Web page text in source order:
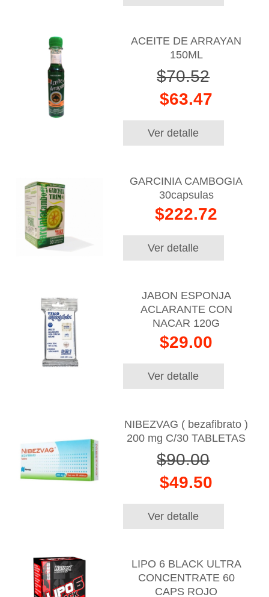
ACEITE DE ARRAYAN
150ML
$70.52
$63.47
Ver detalle
GARCINIA CAMBOGIA
30capsulas
$222.72
Ver detalle
JABON ESPONJA
ACLARANTE CON
NACAR 120G
$29.00
Ver detalle
NIBEZVAG ( bezafibrato )
200 mg C/30 TABLETAS
$90.00
$49.50
Ver detalle
LIPO 6 BLACK ULTRA
CONCENTRATE 60
CAPS ROJO